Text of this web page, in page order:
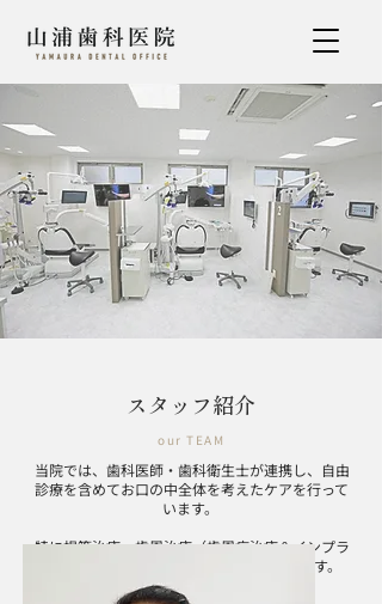
スタッフ紹介
our TEAM
当院では、歯科医師・歯科衛生士が連携し、自由
診療を含めてお口の中全体を考えたケアを行って
います。
特に根管治療・歯周治療（歯周病治療＆インプラ
ント治療）においては専門的に行っています。